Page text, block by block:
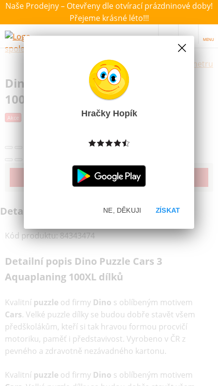
Naše Prodejny – Otevřeny dle otvírací prázdninové doby!
Přejeme krásné léto!!!
MENU
Výběr hraček dle zvoleného parametru
Dino Puzzle Cars 3 Aquaplaning
100XL dílků
Akce Poslední šanceDalší obrázky
Produkt již bohužel není dostupný
Detailní informace
Kód produktu:84343474
Detailní popis Dino Puzzle Cars 3
Aquaplaning 100XL dílků
Kvalitní puzzle od firmy Dino s oblíbeným motivem
Cars. Velké puzzle dílky se budou dobře stavět všem
předškolákům, kteří si tak hravou formou procvičí
motoriku, paměť i představivost. Vyrobeno v ČR z
pevného a zdravotně nezávadného kartonu.
Kvalitní puzzle od firmy Dino s oblíbeným motivem
Hračky Hopík
ZÍSKAT
NE, DĚKUJI